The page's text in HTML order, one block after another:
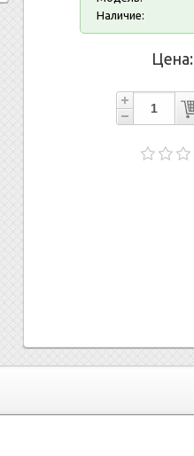
Наличие:
Цена: